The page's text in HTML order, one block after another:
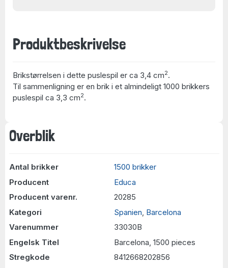
Overblik
Antal brikker
1500 brikker
Producent
Educa
Producent varenr.
20285
Kategori
Spanien Barcelona
Varenummer
33030B
Engelsk Titel
Barcelona, 1500 pieces
Stregkode
8412668202856
Produktbeskrivelse
Brikstørrelsen i dette puslespil er ca 3,4 cm2.
Til sammenligning er en brik i et almindeligt 1000 brikkers
puslespil ca 3,3 cm2.